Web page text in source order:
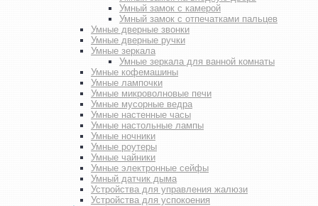
Умный замок с камерой
Умный замок с отпечатками пальцев
Умные дверные звонки
Умные дверные ручки
Умные зеркала
Умные зеркала для ванной комнаты
Умные кофемашины
Умные лампочки
Умные микроволновые печи
Умные мусорные ведра
Умные настенные часы
Умные настольные лампы
Умные ночники
Умные роутеры
Умные чайники
Умные электронные сейфы
Умный датчик дыма
Устройства для управления жалюзи
Устройства для успокоения